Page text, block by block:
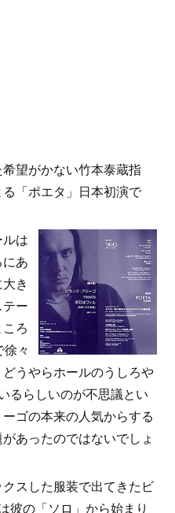
望がかない竹本泰蔵指
「ポエタ」日本初演で
は
あ
き
テー
ろ
徐々
うやらホールのうしろや
るらしいのが不思議とい
ゴの本来の人気からする
あったのではないでしょ
スした服装で出てきたビ
彼の「ソロ」から始まり